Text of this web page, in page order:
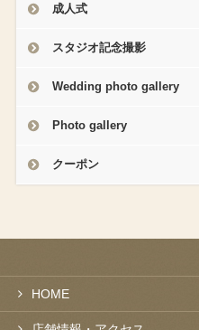
成人式
スタジオ記念撮影
Wedding photo gallery
Photo gallery
クーポン
HOME